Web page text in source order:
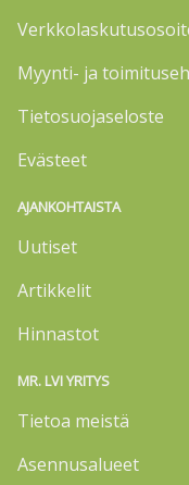
Myynti- ja
Tietosuojaseloste
Evästeet
AJANKOHTAISTA
Uutiset
Artikkelit
Hinnastot
MR. LVI YRITYS
Tietoa meistä
Asennusalueet